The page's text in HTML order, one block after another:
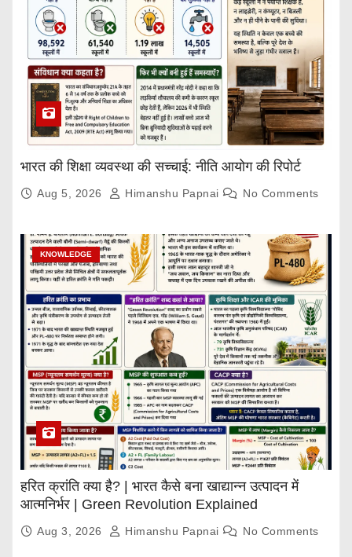
भारत की शिक्षा व्यवस्था की सच्चाई: नीति आयोग की रिपोर्ट
Aug 5, 2026 Himanshu Papnai No Comments
KNOWLEDGE
हरित क्रांति क्या है? | भारत कैसे बना खाद्यान्न उत्पादन में
आत्मनिर्भर | Green Revolution Explained
Aug 3, 2026 Himanshu Papnai No Comments